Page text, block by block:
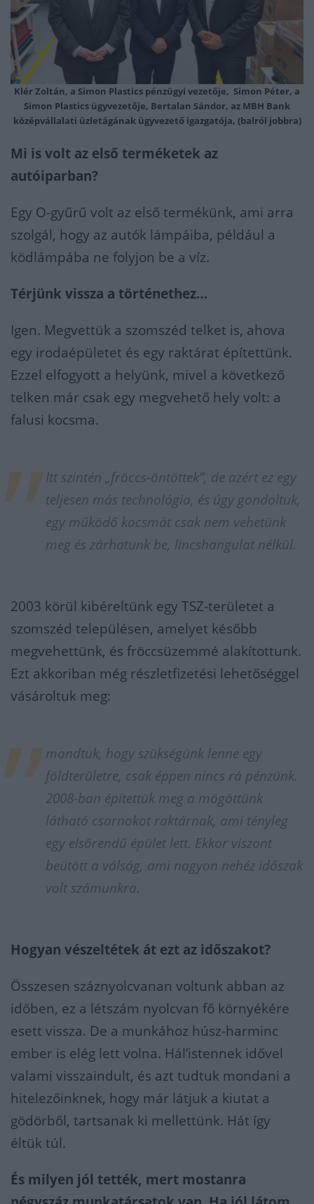
Klér Zoltán, a Simon Plastics pénzügyi vezetője, Simon Péter, a
Simon Plastics ügyvezetője, Bertalan Sándor, az MBH Bank
középvállalati üzletágának ügyvezető igazgatója, (balról jobbra)
Mi is volt az első terméketek az
autóiparban?
Egy O-gyűrű volt az első termékünk, ami arra
szolgál, hogy az autók lámpáiba, például a
ködlámpába ne folyjon be a víz.
Térjünk vissza a történethez…
Igen. Megvettük a szomszéd telket is, ahova
egy irodaépületet és egy raktárat építettünk.
Ezzel elfogyott a helyünk, mivel a következő
telken már csak egy megvehető hely volt: a
falusi kocsma.
Itt szintén „fröccs-öntöttek”, de azért ez egy
teljesen más technológia, és úgy gondoltuk,
egy működő kocsmát csak nem vehetünk
meg és zárhatunk be, lincshangulat nélkül.
2003 körül kibéreltünk egy TSZ-területet a
szomszéd településen, amelyet később
megvehettünk, és fröccsüzemmé alakítottunk.
Ezt akkoriban még részletfizetési lehetőséggel
vásároltuk meg:
mondtuk, hogy szükségünk lenne egy
földterületre, csak éppen nincs rá pénzünk.
2008-ban építettük meg a mögöttünk
látható csarnokot raktárnak, ami tényleg
egy elsőrendű épület lett. Ekkor viszont
beütött a válság, ami nagyon nehéz időszak
volt számunkra.
Hogyan vészeltétek át ezt az időszakot?
Összesen száznyolcvanan voltunk abban az
időben, ez a létszám nyolcvan fő környékére
esett vissza. De a munkához húsz-harminc
ember is elég lett volna. Hál’istennek idővel
valami visszaindult, és azt tudtuk mondani a
hitelezőinknek, hogy már látjuk a kiutat a
gödörből, tartsanak ki mellettünk. Hát így
éltük túl.
És milyen jól tették, mert mostanra